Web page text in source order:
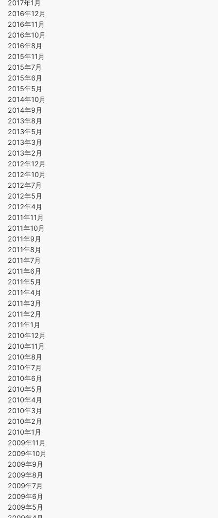
2017年1月
2016年12月
2016年11月
2016年10月
2016年8月
2015年11月
2015年7月
2015年6月
2015年5月
2014年10月
2014年9月
2013年8月
2013年5月
2013年3月
2013年2月
2012年12月
2012年10月
2012年7月
2012年5月
2012年4月
2011年11月
2011年10月
2011年9月
2011年8月
2011年7月
2011年6月
2011年5月
2011年4月
2011年3月
2011年2月
2011年1月
2010年12月
2010年11月
2010年8月
2010年7月
2010年6月
2010年5月
2010年4月
2010年3月
2010年2月
2010年1月
2009年11月
2009年10月
2009年9月
2009年8月
2009年7月
2009年6月
2009年5月